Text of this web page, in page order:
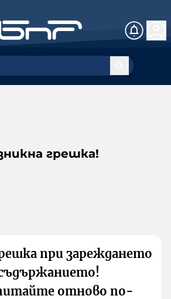
грешка!
при зареждането
отново по-